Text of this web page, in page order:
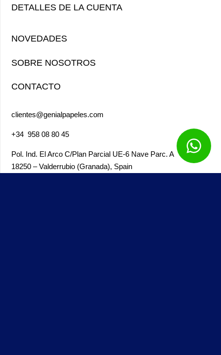
DETALLES DE LA CUENTA
NOVEDADES
SOBRE NOSOTROS
CONTACTO
clientes@genialpapeles.com
+34 958 08 80 45
Pol. Ind. El Arco C/Plan Parcial UE-6 Nave Parc. A
18250 – Valderrubio (Granada), Spain